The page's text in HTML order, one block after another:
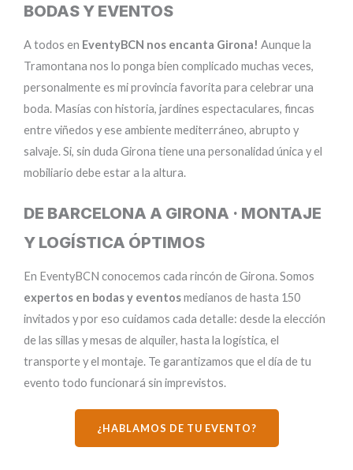
BODAS Y EVENTOS
A todos en EventyBCN nos encanta Girona! Aunque la
Tramontana nos lo ponga bien complicado muchas veces,
personalmente es mi provincia favorita para celebrar una
boda. Masías con historia, jardines espectaculares, fincas
entre viñedos y ese ambiente mediterráneo, abrupto y
salvaje. Si, sin duda Girona tiene una personalidad única y el
mobiliario debe estar a la altura.
DE BARCELONA A GIRONA · MONTAJE
Y LOGÍSTICA ÓPTIMOS
En EventyBCN conocemos cada rincón de Girona. Somos
expertos en bodas y eventosmedianos de hasta 150
invitados y por eso cuidamos cada detalle: desde la elección
de las sillas y mesas de alquiler, hasta la logística, el
transporte y el montaje. Te garantizamos que el día de tu
evento todo funcionará sin imprevistos.
¿HABLAMOS DE TU EVENTO?